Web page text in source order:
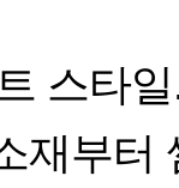
스타일
재부터